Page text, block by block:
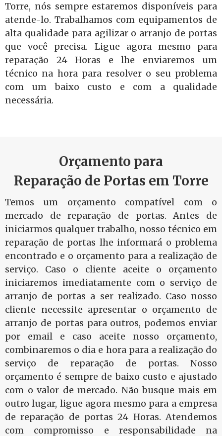
Torre, nós sempre estaremos disponíveis para
atende-lo. Trabalhamos com equipamentos de
alta qualidade para agilizar o arranjo de portas
que você precisa. Ligue agora mesmo para
reparação 24 Horas e lhe enviaremos um
técnico na hora para resolver o seu problema
com um baixo custo e com a qualidade
necessária.
Orçamento para
Reparação de Portas em Torre
Temos um orçamento compatível com o
mercado de reparação de portas. Antes de
iniciarmos qualquer trabalho, nosso técnico em
reparação de portas lhe informará o problema
encontrado e o orçamento para a realização de
serviço. Caso o cliente aceite o orçamento
iniciaremos imediatamente com o serviço de
arranjo de portas a ser realizado. Caso nosso
cliente necessite apresentar o orçamento de
arranjo de portas para outros, podemos enviar
por email e caso aceite nosso orçamento,
combinaremos o dia e hora para a realização do
serviço de reparação de portas. Nosso
orçamento é sempre de baixo custo e ajustado
com o valor de mercado. Não busque mais em
outro lugar, ligue agora mesmo para a empresa
de reparação de portas 24 Horas. Atendemos
com compromisso e responsabilidade na